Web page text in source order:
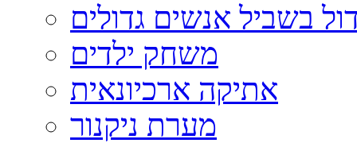
בשביל אנשים גדולים
משחק ילדים
אתיקה ארכיונאית
מערת ניקנור